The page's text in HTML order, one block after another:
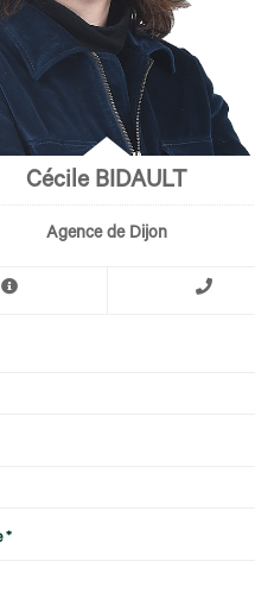
Cécile BIDAULT
Agence de Dijon
*